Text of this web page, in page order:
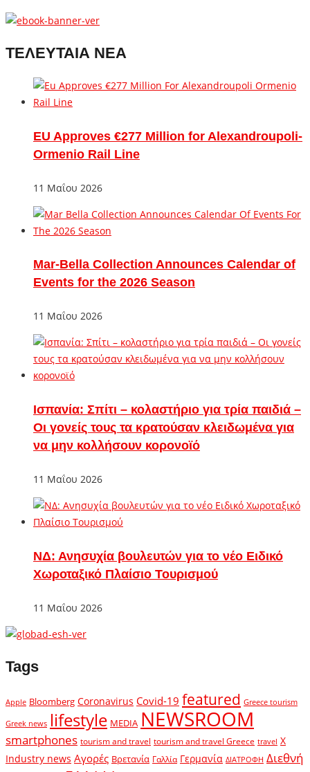
ΤΕΛΕΥΤΑΙΑ ΝΕΑ
EU Approves €277 Million for Alexandroupoli-
Ormenio Rail Line
11 Μαΐου 2026
Mar-Bella Collection Announces Calendar of
Events for the 2026 Season
11 Μαΐου 2026
Ισπανία: Σπίτι – κολαστήριο για τρία παιδιά –
Οι γονείς τους τα κρατούσαν κλειδωμένα για
να μην κολλήσουν κορονοϊό
11 Μαΐου 2026
ΝΔ: Ανησυχία βουλευτών για το νέο Ειδικό
Χωροταξικό Πλαίσιο Τουρισμού
11 Μαΐου 2026
Tags
Apple Bloomberg Coronavirus Covid-19 featured Greece tourism
Greek news lifestyle MEDIA NEWSROOM
smartphones tourism and travel tourism and travel Greece travel X
Industry news Αγορές Βρετανία Γαλλία Γερμανία ΔΙΑΤΡΟΦΗ Διεθνή